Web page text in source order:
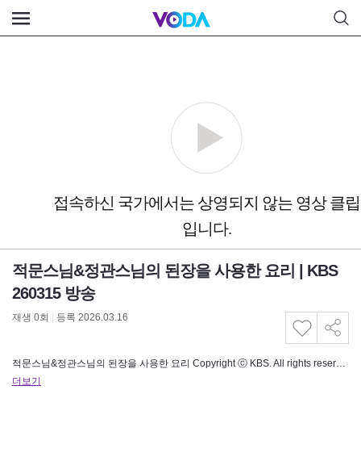
적문스님&정관스님의 된장을 사용한 요리 | KBS
260315 방송
재생 0회 등록 2026.03.16
적문스님&정관스님의 된장을 사용한 요리 Copyright ⓒ KBS. All rights reserved. 무단 전재, 재배…
더보기